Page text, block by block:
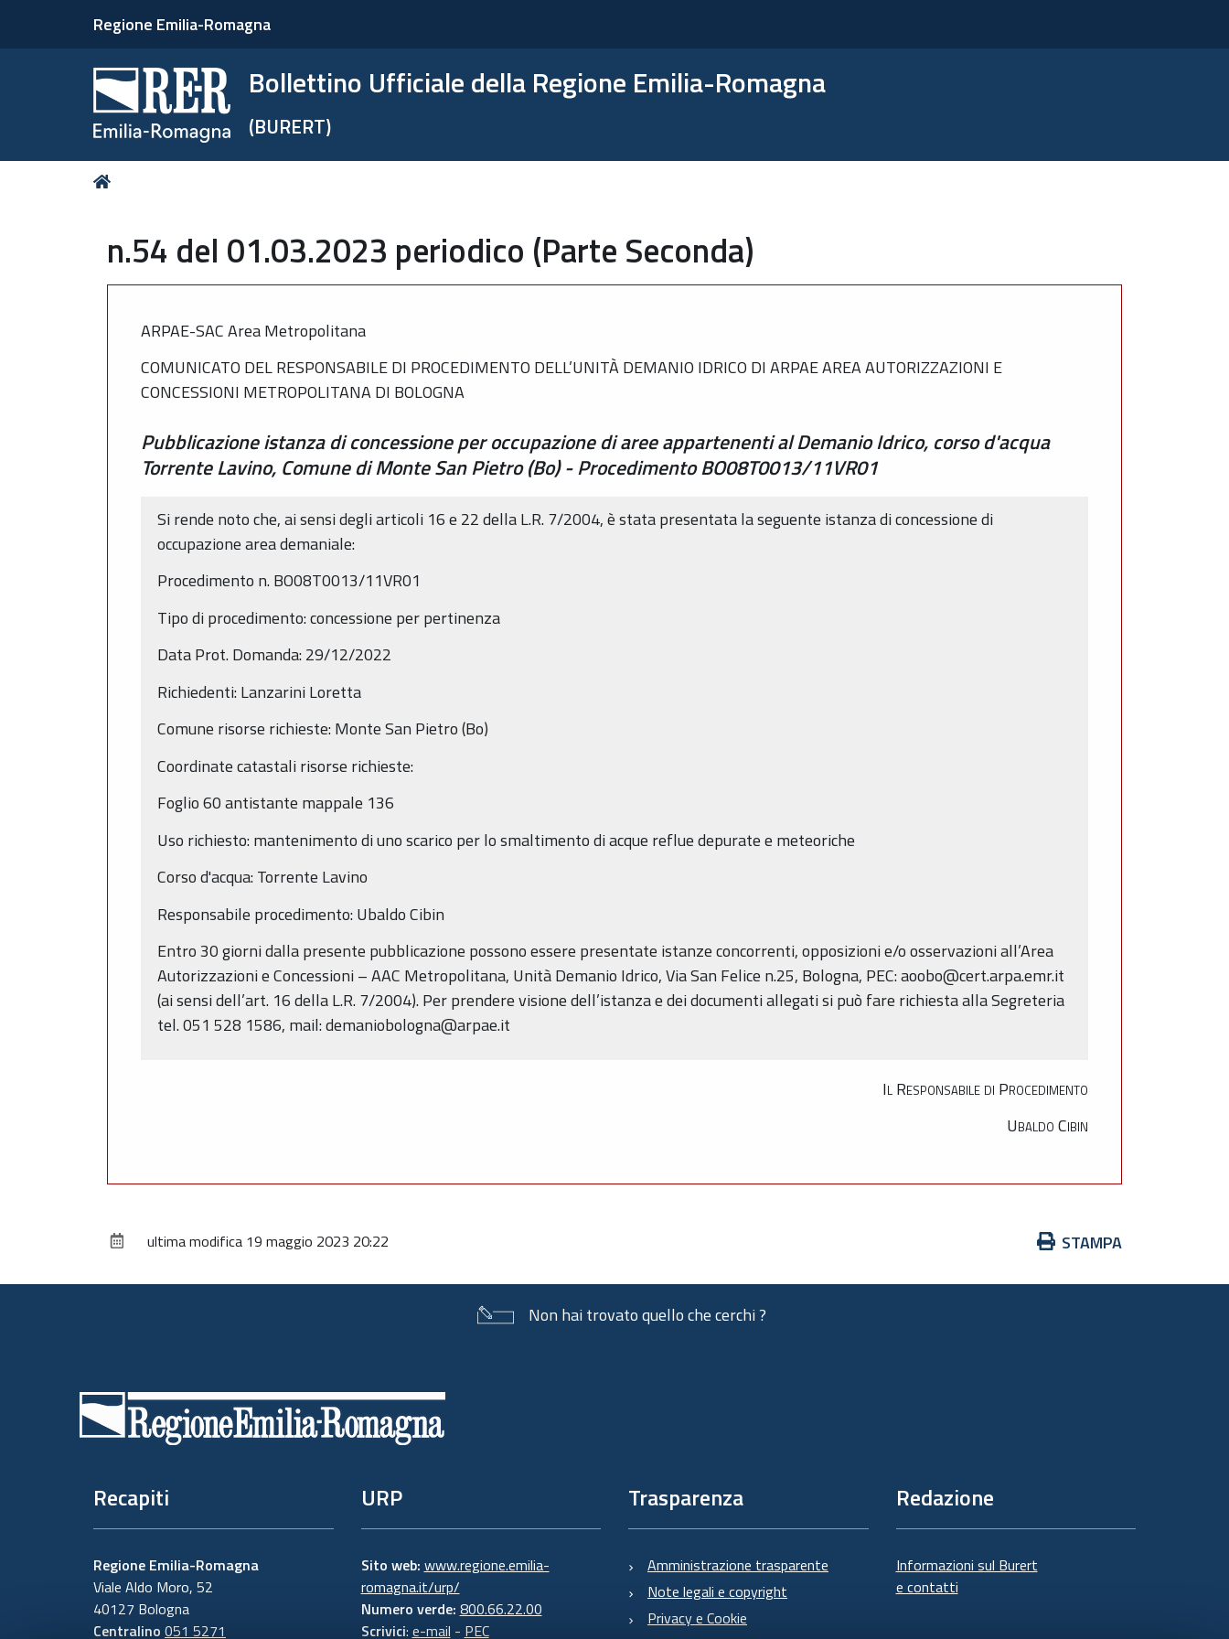
Regione Emilia-Romagna
Bollettino Ufficiale della Regione Emilia-Romagna
(BURERT)
Tu
n.54 del 01.03.2023 periodico (Parte Seconda)
ARPAE-SAC Area Metropolitana
COMUNICATO DEL RESPONSABILE DI PROCEDIMENTO DELL’UNITÀ DEMANIO IDRICO DI ARPAE AREA AUTORIZZAZIONI E
CONCESSIONI METROPOLITANA DI BOLOGNA
Pubblicazione istanza di concessione per occupazione di aree appartenenti al Demanio Idrico, corso d'acqua
Torrente Lavino, Comune di Monte San Pietro (Bo) - Procedimento BO08T0013/11VR01
Si rende noto che, ai sensi degli articoli 16 e 22 della L.R. 7/2004, è stata presentata la seguente istanza di concessione di
occupazione area demaniale:
Procedimento n. BO08T0013/11VR01
Tipo di procedimento: concessione per pertinenza
Data Prot. Domanda: 29/12/2022
Richiedenti: Lanzarini Loretta
Comune risorse richieste: Monte San Pietro (Bo)
Coordinate catastali risorse richieste:
Foglio 60 antistante mappale 136
Uso richiesto: mantenimento di uno scarico per lo smaltimento di acque reflue depurate e meteoriche
Corso d'acqua: Torrente Lavino
Responsabile procedimento: Ubaldo Cibin
Entro 30 giorni dalla presente pubblicazione possono essere presentate istanze concorrenti, opposizioni e/o osservazioni all’Area
Autorizzazioni e Concessioni – AAC Metropolitana, Unità Demanio Idrico, Via San Felice n.25, Bologna, PEC: aoobo@cert.arpa.emr.it
(ai sensi dell’art. 16 della L.R. 7/2004). Per prendere visione dell’istanza e dei documenti allegati si può fare richiesta alla Segreteria
tel. 051 528 1586, mail: demaniobologna@arpae.it
Il Responsabile di Procedimento
Ubaldo Cibin
Azioni
documento
STAMPA
ultima modifica 19 maggio 2023 20:22
Non hai trovato quello che cerchi ?
Recapiti
Regione Emilia-Romagna
Viale Aldo Moro, 52
40127 Bologna
Centralino 051 5271
URP
Sito web: www.regione.emilia-
romagna.it/urp/
Numero verde: 800.66.22.00
Scrivici: e-mail - PEC
Trasparenza
Amministrazione trasparente
Note legali e copyright
Privacy e Cookie
Redazione
Informazioni sul Burert
e contatti